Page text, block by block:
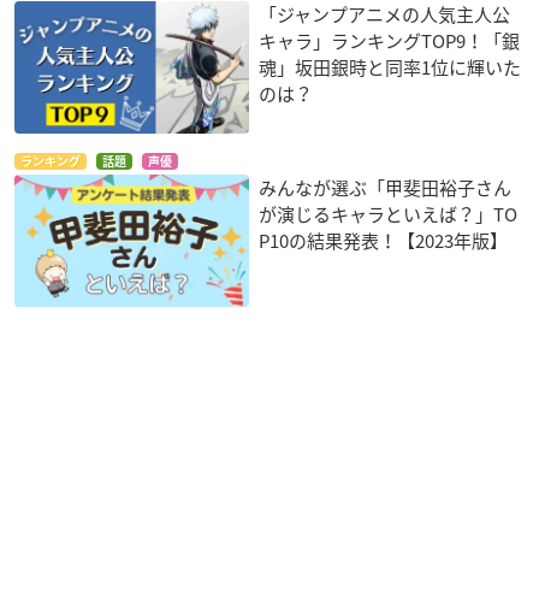
「ジャンプアニメの人気主人公
キャラ」ランキングTOP9！「銀
魂」坂田銀時と同率1位に輝いた
のは？
ランキング 話題 声優
みんなが選ぶ「甲斐田裕子さん
が演じるキャラといえば？」TO
P10の結果発表！【2023年版】